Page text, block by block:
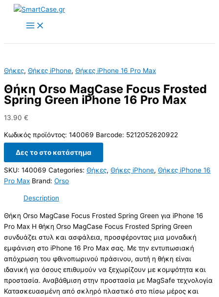
Skip
content
Θήκες, Θήκες iPhone, Θήκες iPhone 16 Pro Max
Θήκη Orso MagCase Focus Frosted
Spring Green iPhone 16 Pro Max
13.90 €
Κωδικός προϊόντος: 140069 Barcode: 5212052620922
Δες το στο κατάστημα
SKU: 140069 Categories: Θήκες, Θήκες iPhone, Θήκες iPhone 16
Pro Max Brand: Orso
Description
Θήκη Orso MagCase Focus Frosted Spring Green για iPhone 16
Pro Max Η θήκη Orso MagCase Focus Frosted Spring Green
συνδυάζει στυλ και ασφάλεια, προσφέροντας μια μοναδική
εμφάνιση στο iPhone 16 Pro Max σας. Με την εντυπωσιακή
απόχρωση του φθινοπωρινού πράσινου, αυτή η θήκη είναι
ιδανική για όσους επιθυμούν να ξεχωρίζουν με κομψότητα και
προστασία. Αναβάθμιση στην προστασία με MagSafe τεχνολογία
Κατασκευασμένη από σκληρό πλαστικό στο πίσω μέρος και